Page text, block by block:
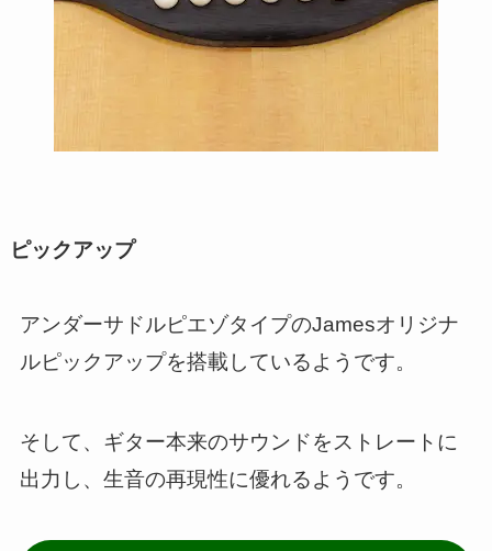
ピックアップ
アンダーサドルピエゾタイプのJamesオリジナ
ルピックアップを搭載しているようです。
そして、ギター本来のサウンドをストレートに
出力し、生音の再現性に優れるようです。